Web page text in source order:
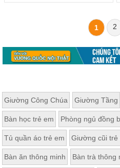
1 2
Giường Công Chúa Giường Tầng
Bàn học trẻ em Phòng ngủ đồng
Tủ quần áo trẻ em Giường cũi trẻ
Bàn ăn thông minh Bàn trà thông